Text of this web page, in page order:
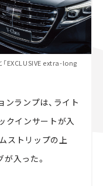
「EXCLUSIVE extra-long
ンランプは、ライト
クインサートが入
ストリップの上
入った。